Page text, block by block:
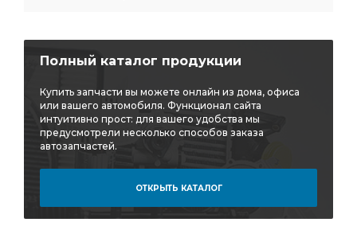
Полный каталог продукции
Купить запчасти вы можете онлайн из дома, офиса
или вашего автомобиля. Функционал сайта
интуитивно прост: для вашего удобства мы
предусмотрели несколько способов заказа
автозапчастей.
ОТКРЫТЬ КАТАЛОГ